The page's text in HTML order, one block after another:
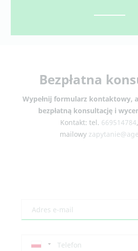
Bezpłatna
Wypełnij formularz kontaktowy,
bezpłatną konsultację i
Kontakt: tel. 669514784
mailowy